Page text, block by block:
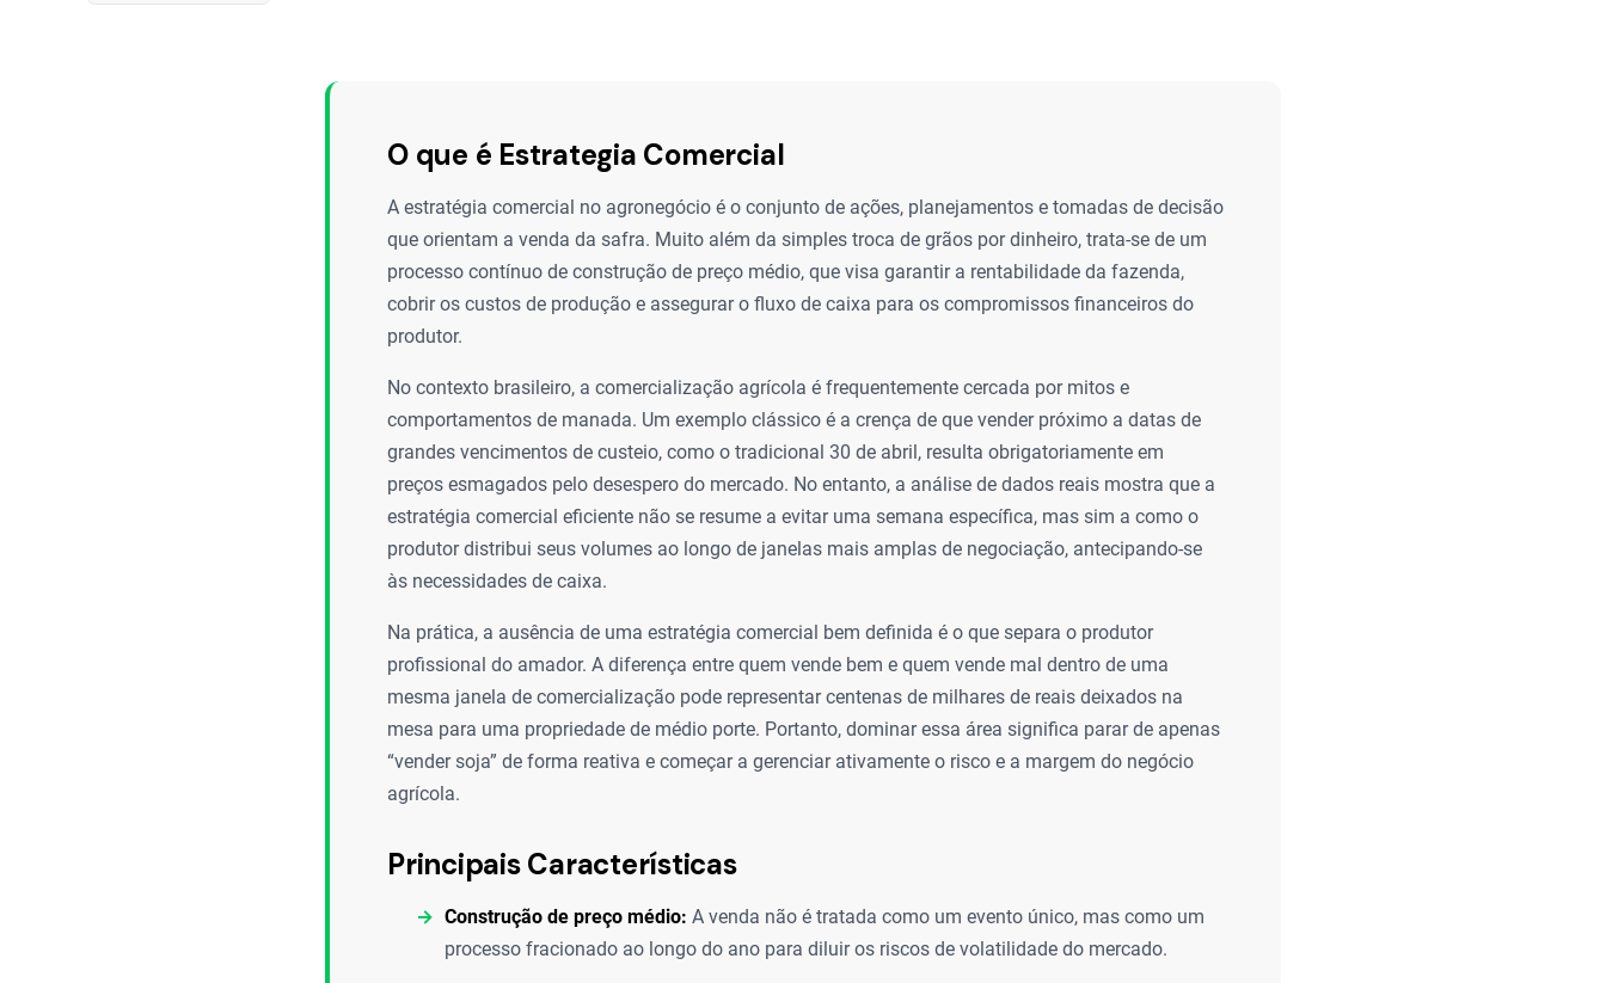
O que é Estrategia Comercial
A estratégia comercial no agronegócio é o conjunto de ações, planejamentos e tomadas de decisão
que orientam a venda da safra. Muito além da simples troca de grãos por dinheiro, trata-se de um
processo contínuo de construção de preço médio, que visa garantir a rentabilidade da fazenda,
cobrir os custos de produção e assegurar o fluxo de caixa para os compromissos financeiros do
produtor.
No contexto brasileiro, a comercialização agrícola é frequentemente cercada por mitos e
comportamentos de manada. Um exemplo clássico é a crença de que vender próximo a datas de
grandes vencimentos de custeio, como o tradicional 30 de abril, resulta obrigatoriamente em
preços esmagados pelo desespero do mercado. No entanto, a análise de dados reais mostra que a
estratégia comercial eficiente não se resume a evitar uma semana específica, mas sim a como o
produtor distribui seus volumes ao longo de janelas mais amplas de negociação, antecipando-se
às necessidades de caixa.
Na prática, a ausência de uma estratégia comercial bem definida é o que separa o produtor
profissional do amador. A diferença entre quem vende bem e quem vende mal dentro de uma
mesma janela de comercialização pode representar centenas de milhares de reais deixados na
mesa para uma propriedade de médio porte. Portanto, dominar essa área significa parar de apenas
“vender soja” de forma reativa e começar a gerenciar ativamente o risco e a margem do negócio
agrícola.
Principais Características
Construção de preço médio: A venda não é tratada como um evento único, mas como um
processo fracionado ao longo do ano para diluir os riscos de volatilidade do mercado.